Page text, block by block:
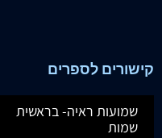
קישורים לספרים
שמועות ראיה- בראשית
שמות